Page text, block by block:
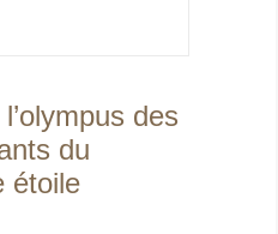
des
du
étoile